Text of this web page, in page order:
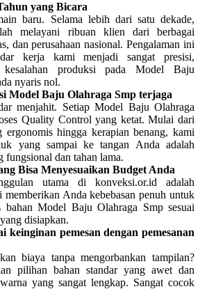
yang Bicara
baru. Selama lebih dari satu dekade,
melayani ribuan klien dari berbagai
dan perusahaan nasional. Pengalaman ini
kerja kami menjadi sangat presisi,
produksi pada Model Baju
nyaris nol.
Model Baju Olahraga Smp terjaga
menjahit. Setiap Model Baju Olahraga
Quality Control yang ketat. Mulai dari
ergonomis hingga kerapian benang, kami
yang sampai ke tangan Anda adalah
fungsional dan tahan lama.
Bisa Menyesuaikan Budget Anda
utama di konveksi.or.id adalah
Anda kebebasan penuh untuk
bahan Model Baju Olahraga Smp sesuai
disiapkan.
keinginan pemesan dengan pemesanan
biaya tanpa mengorbankan tampilan?
pilihan bahan standar yang awet dan
yang sangat lengkap. Sangat cocok